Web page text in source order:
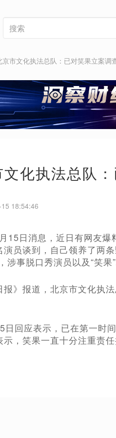
京市文化执法总队：已对笑果立案调
化执法总队
18:54:46
15日消息，近日有网友爆
演员谈到，自己领养了两
涉事脱口秀演员以及“笑果
报》报道，北京市文化执
日回应表示，已在第一时
示，笑果一直十分注重责